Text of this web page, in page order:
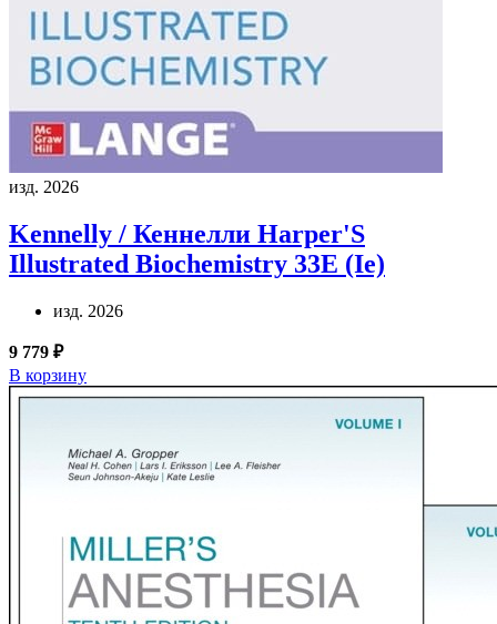
изд. 2026
Kennelly / Кеннелли Harper'S
Illustrated Biochemistry 33E (Ie)
изд. 2026
9 779 ₽
В корзину